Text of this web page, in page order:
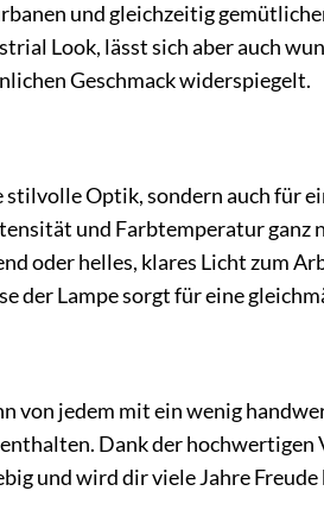
und gleichzeitig
Look, lässt sich aber auch
Geschmack widerspiegelt.
Optik, sondern auch für
und Farbtemperatur ganz
oder helles, klares Licht zum
der Lampe sorgt für eine
von jedem mit ein wenig
Dank der hochwertigen
und wird dir viele Jahre